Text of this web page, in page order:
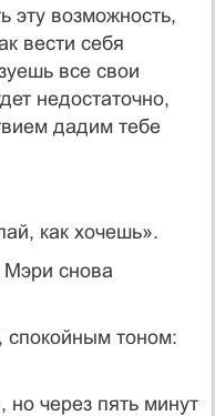
эту возможность,
вести себя
все свои
недостаточно,
дадим тебе
как хочешь».
снова
тоном:
но через пять минут